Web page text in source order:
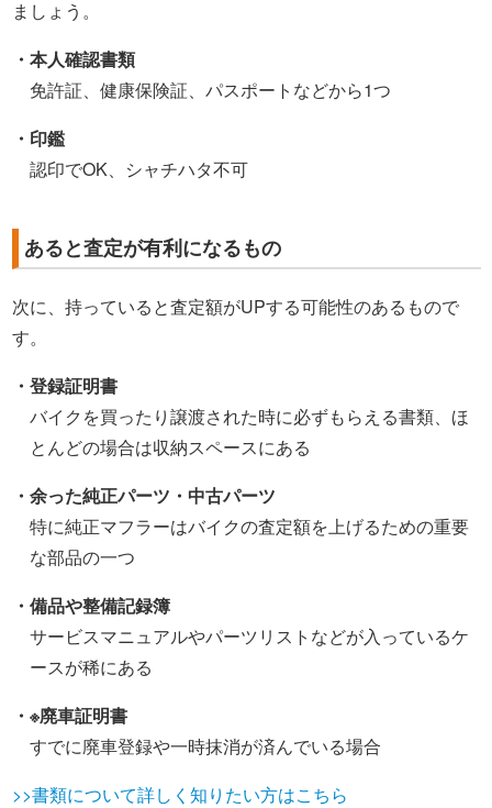
ましょう。
・本人確認書類
免許証、健康保険証、パスポートなどから1つ
・印鑑
認印でOK、シャチハタ不可
あると査定が有利になるもの
次に、持っていると査定額がUPする可能性のあるもので
す。
・登録証明書
バイクを買ったり譲渡された時に必ずもらえる書類、ほ
とんどの場合は収納スペースにある
・余った純正パーツ・中古パーツ
特に純正マフラーはバイクの査定額を上げるための重要
な部品の一つ
・備品や整備記録簿
サービスマニュアルやパーツリストなどが入っているケ
ースが稀にある
・※廃車証明書
すでに廃車登録や一時抹消が済んでいる場合
>>書類について詳しく知りたい方はこちら